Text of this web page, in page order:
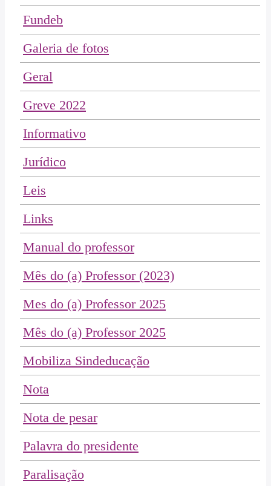
Fundeb
Galeria de fotos
Geral
Greve 2022
Informativo
Jurídico
Leis
Links
Manual do professor
Mês do (a) Professor (2023)
Mes do (a) Professor 2025
Mês do (a) Professor 2025
Mobiliza Sindeducação
Nota
Nota de pesar
Palavra do presidente
Paralisação